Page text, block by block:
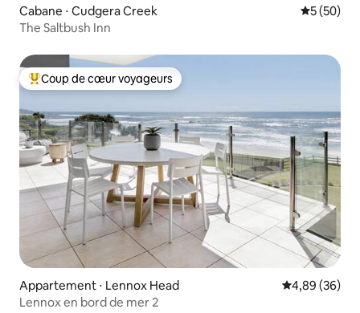
Cabane ⋅ Cudgera Creek
5 (50)
The Saltbush Inn
Coups de cœur voyageurs les plus appréciés
Coup de cœur voyageurs
Appartement ⋅ Lennox Head Évaluation
4,89 (36)
Lennox en bord de mer 2